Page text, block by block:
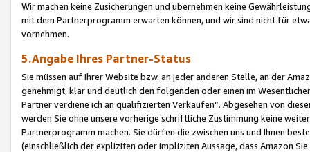
Wir machen keine Zusicherungen und übernehmen keine
mit dem Partnerprogramm erwarten können, und wir sind nicht für
vornehmen.
5.Angabe Ihres Partner-Status
Sie müssen auf Ihrer Website bzw. an jeder anderen Stelle, an der
genehmigt, klar und deutlich den folgenden oder einen im
Partner verdiene ich an qualifizierten Verkäufen“. Abgesehen von
werden Sie ohne unsere vorherige schriftliche Zustimmung keine
Partnerprogramm machen. Sie dürfen die zwischen uns und Ihnen
(einschließlich der expliziten oder impliziten Aussage, dass Amazon